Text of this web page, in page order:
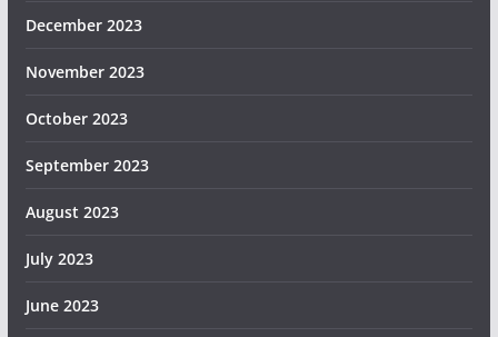
December 2023
November 2023
October 2023
September 2023
August 2023
July 2023
June 2023